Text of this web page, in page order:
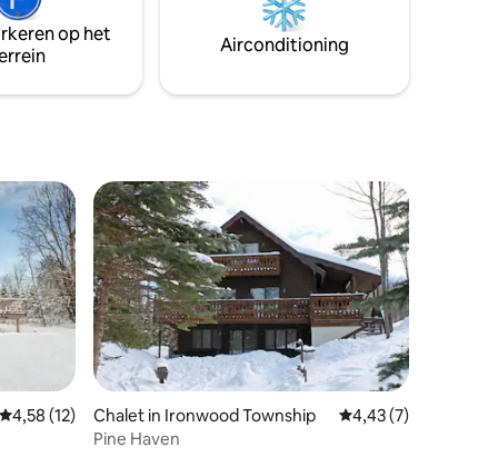
brengen. * Geen huisdieren toegestaan
in deze accommodatie.
op het
Airconditioning
Gemiddelde beoordeling van 4,58 op 5, 12 recensies
4,58 (12)
Chalet in Ironwood Township Gemiddelde
4,43 (7)
Pine Haven